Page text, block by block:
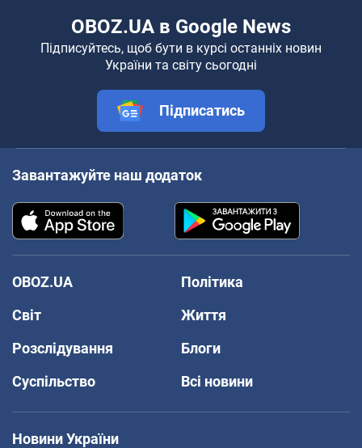
OBOZ.UA в Google News
Підписуйтесь, щоб бути в курсі останніх новин
України та світу сьогодні
Підписатись
Завантажуйте наш додаток
OBOZ.UA
Політика
Світ
Життя
Розслідування
Блоги
Суспільство
Всі новини
Новини України